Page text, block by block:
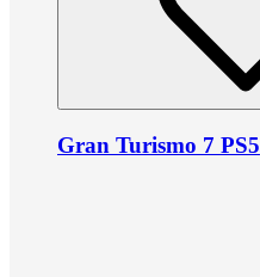
Gran Turismo 7 PS5